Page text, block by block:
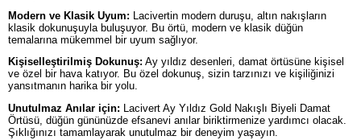
Modern ve Klasik Uyum: Lacivertin modern duruşu, altın nakışların
klasik dokunuşuyla buluşuyor. Bu örtü, modern ve klasik düğün
temalarına mükemmel bir uyum sağlıyor.
Kişiselleştirilmiş Dokunuş: Ay yıldız desenleri, damat örtüsüne kişisel
ve özel bir hava katıyor. Bu özel dokunuş, sizin tarzınızı ve kişiliğinizi
yansıtmanın harika bir yolu.
Unutulmaz Anılar için: Lacivert Ay Yıldız Gold Nakışlı Biyeli Damat
Örtüsü, düğün gününüzde efsanevi anılar biriktirmenize yardımcı olacak.
Şıklığınızı tamamlayarak unutulmaz bir deneyim yaşayın.